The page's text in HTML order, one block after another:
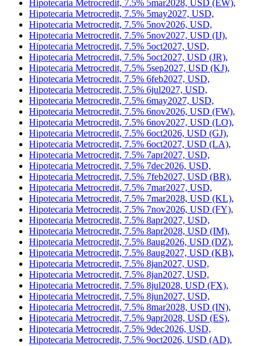
Hipotecaria Metrocredit, 7.5% 5jul2028, USD (FT),
Hipotecaria Metrocredit, 7.5% 5jun2027, USD,
Hipotecaria Metrocredit, 7.5% 5jun2027, USD (JS),
Hipotecaria Metrocredit, 7.5% 5mar2028, USD (EW),
Hipotecaria Metrocredit, 7.5% 5may2027, USD,
Hipotecaria Metrocredit, 7.5% 5nov2026, USD,
Hipotecaria Metrocredit, 7.5% 5nov2027, USD (IJ),
Hipotecaria Metrocredit, 7.5% 5oct2027, USD,
Hipotecaria Metrocredit, 7.5% 5oct2027, USD (JR),
Hipotecaria Metrocredit, 7.5% 5sep2027, USD (KJ),
Hipotecaria Metrocredit, 7.5% 6feb2027, USD,
Hipotecaria Metrocredit, 7.5% 6jul2027, USD,
Hipotecaria Metrocredit, 7.5% 6may2027, USD,
Hipotecaria Metrocredit, 7.5% 6nov2026, USD (FW),
Hipotecaria Metrocredit, 7.5% 6nov2027, USD (LO),
Hipotecaria Metrocredit, 7.5% 6oct2026, USD (GJ),
Hipotecaria Metrocredit, 7.5% 6oct2027, USD (LA),
Hipotecaria Metrocredit, 7.5% 7apr2027, USD,
Hipotecaria Metrocredit, 7.5% 7dec2026, USD,
Hipotecaria Metrocredit, 7.5% 7feb2027, USD (BR),
Hipotecaria Metrocredit, 7.5% 7mar2027, USD,
Hipotecaria Metrocredit, 7.5% 7mar2028, USD (KL),
Hipotecaria Metrocredit, 7.5% 7nov2026, USD (FY),
Hipotecaria Metrocredit, 7.5% 8apr2027, USD,
Hipotecaria Metrocredit, 7.5% 8apr2028, USD (IM),
Hipotecaria Metrocredit, 7.5% 8aug2026, USD (DZ),
Hipotecaria Metrocredit, 7.5% 8aug2027, USD (KB),
Hipotecaria Metrocredit, 7.5% 8jan2027, USD,
Hipotecaria Metrocredit, 7.5% 8jan2027, USD,
Hipotecaria Metrocredit, 7.5% 8jul2028, USD (FX),
Hipotecaria Metrocredit, 7.5% 8jun2027, USD,